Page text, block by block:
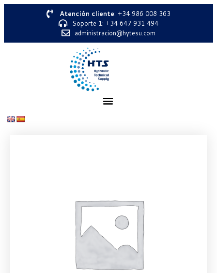
Atención cliente: +34 986 008 363
Soporte 1: +34 647 931 494
administracion@hytesu.com